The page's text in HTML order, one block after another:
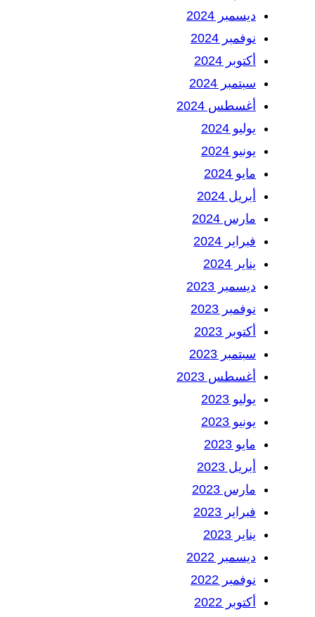
ديسمبر 2024
نوفمبر 2024
أكتوبر 2024
سبتمبر 2024
أغسطس 2024
يوليو 2024
يونيو 2024
مايو 2024
أبريل 2024
مارس 2024
فبراير 2024
يناير 2024
ديسمبر 2023
نوفمبر 2023
أكتوبر 2023
سبتمبر 2023
أغسطس 2023
يوليو 2023
يونيو 2023
مايو 2023
أبريل 2023
مارس 2023
فبراير 2023
يناير 2023
ديسمبر 2022
نوفمبر 2022
أكتوبر 2022